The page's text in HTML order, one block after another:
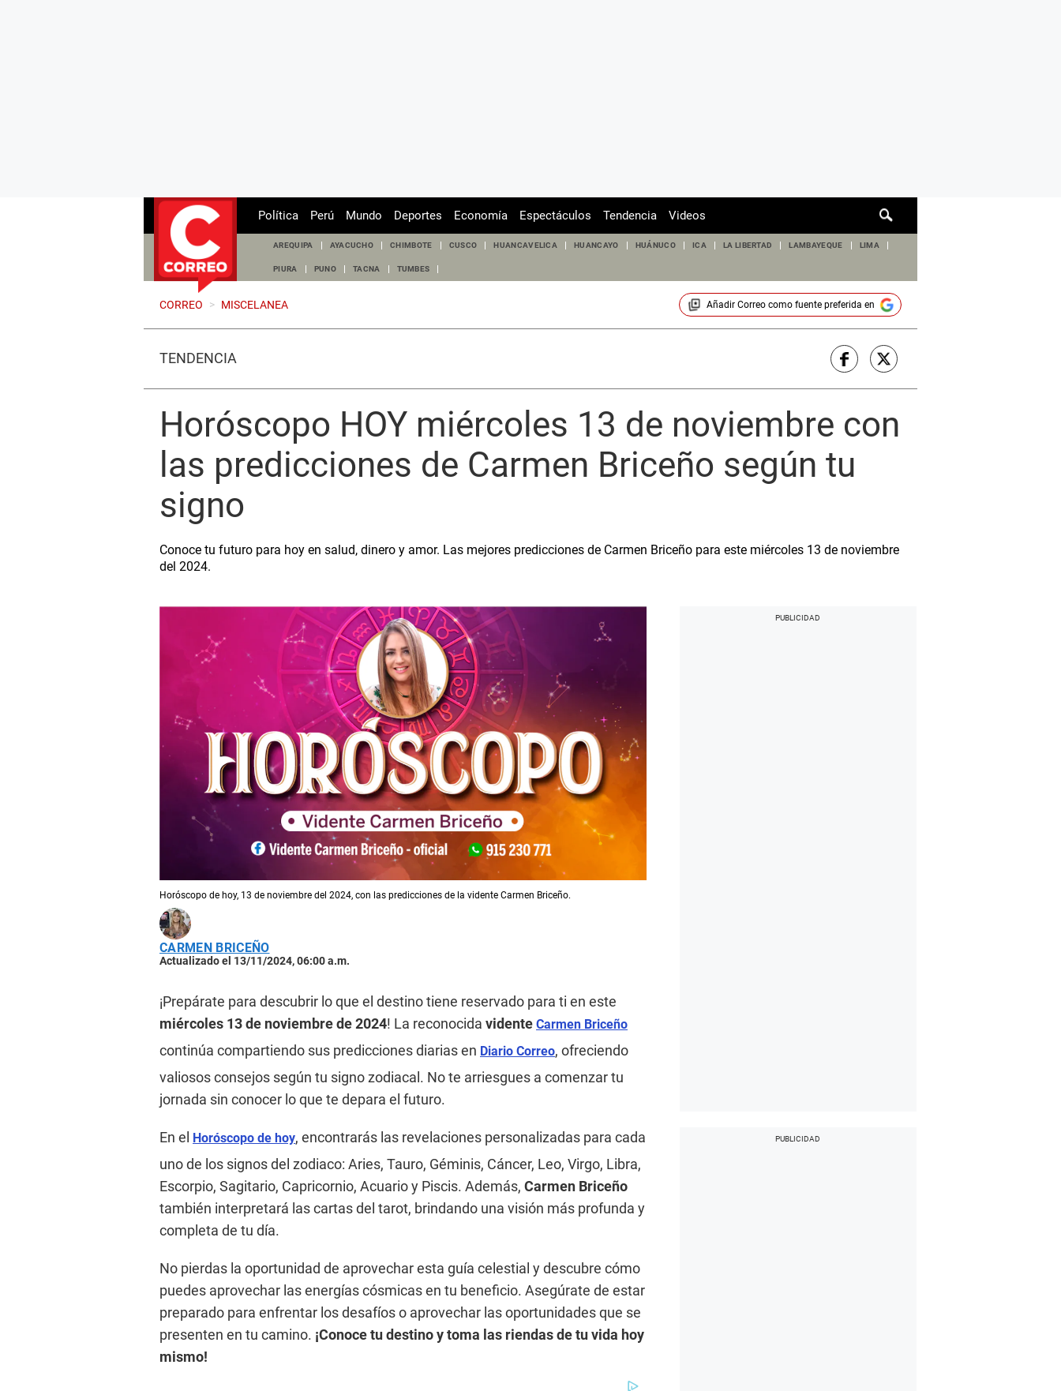
de
Política Perú Mundo Deportes Economía Espectáculos Tendencia Videos
AREQUIPA AYACUCHO CHIMBOTE CUSCO HUANCAVELICA HUANCAYO HUÁNUCO ICA LA LIBERTAD LAMBAYEQUE LIMA
PIURA PUNO TACNA TUMBES
CORREO > MISCELANEA Añadir Correocomo fuente preferida en
TENDENCIA
Horóscopo HOY miércoles 13 de noviembre con
las predicciones de Carmen Briceño según tu
signo
Conoce tu futuro para hoy en salud, dinero y amor. Las mejores predicciones de Carmen Briceño para este miércoles 13 de noviembre
del 2024.
Horóscopo de hoy, 13 de noviembre del 2024, con las predicciones de la vidente Carmen Briceño.
CARMEN BRICEÑO
Actualizado el 13/11/2024, 06:00 a.m.
¡Prepárate para descubrir lo que el destino tiene reservado para ti en este
miércoles 13 de noviembre de 2024! La reconocida vidente Carmen Briceño
continúa compartiendo sus predicciones diarias en Diario Correo, ofreciendo
valiosos consejos según tu signo zodiacal. No te arriesgues a comenzar tu
jornada sin conocer lo que te depara el futuro.
En el Horóscopo de hoy, encontrarás las revelaciones personalizadas para cada
uno de los signos del zodiaco: Aries, Tauro, Géminis, Cáncer, Leo, Virgo, Libra,
Escorpio, Sagitario, Capricornio, Acuario y Piscis. Además, Carmen Briceño
también interpretará las cartas del tarot, brindando una visión más profunda y
completa de tu día.
No pierdas la oportunidad de aprovechar esta guía celestial y descubre cómo
puedes aprovechar las energías cósmicas en tu beneficio. Asegúrate de estar
preparado para enfrentar los desafíos o aprovechar las oportunidades que se
presenten en tu camino. ¡Conoce tu destino y toma las riendas de tu vida hoy
mismo!